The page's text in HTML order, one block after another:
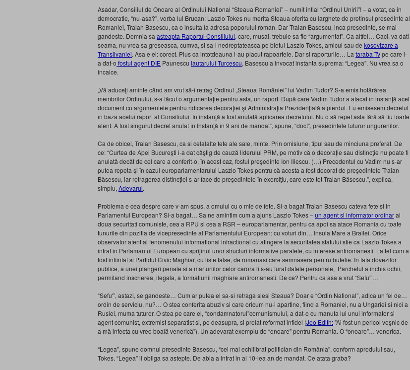
Asadar, Consiliul de Onoare al Ordinului National “Steaua Romaniei” – numit intial “Ordinul Unirii”! – a votat, ca in
democratie, “nu-asa?”, vorba lui Brucan: Laszlo Tokes nu merita Steaua oferita cu larghete de pretinsul presedinte al
Romaniei, Traian Basescu, ca o insulta la adresa poporului roman. Dar Traian Basescu, inca presedinte, se mai
gandeste. Domnia sa asteapta Raportul Consiliului, care, musai, trebuie sa fie “argumentat”. Ca altfel… Caci, va dati
seama, nu vrea sa greseasca, cumva, si sa-l nedreptateasca pe bietul Laszlo Tokes, amicul sau de kosovizare a
Transilvaniei. Asa e el: corect. Plus ca intotdeauna i-au placut rapoartele. Dar si raporturile… La taraba Tvpe care i-
a dat-o fostul agent DIE Paunescu lautarului Turcescu, Basescu a invocat instanta suprema: “Legea”. Nu vrea sa o
incalce.
„Vă aduceţi aminte când am vrut să-i retrag Ordinul „Steaua României” lui Vadim Tudor? S-a emis hotărârea
membrilor Ordinului, s-a făcut o argumentaţie pentru asta, un raport. După care Vadim Tudor a atacat în instanţă acel
document cu argumentele pentru ridicarea decoraţiei şi Administraţia Prezidenţială a pierdut. Eu emisesem decretul
în baza acelui raport al Consiliului. În instanţă a fost anulată aplicarea decretului. Nu o să repet asta fără să fiu foarte
atent. A fost singurul decret anulat în Instanţă în 9 ani de mandat“, spune, “doct”, presedintele tuturor ungurenilor.
Ca de obicei, Traian Basescu, ca si celalalte fete ale sale, minte. Prin omisiune, tipul sau de minciuna preferat. De
ce: “Curtea de Apel Bucureşti i-a dat câştig de cauză liderului PRM, pe motiv că o decoraţie sau distincţie nu poate fi
anulată decât de cel care a conferit-o, în acest caz, fostul preşedinte Ion Iliescu. (…) Precedentul cu Vadim nu s-ar
putea repeta şi în cazul europarlamentarului Laszlo Tokes pentru că acesta a fost decorat de preşedintele Traian
Băsescu, iar retragerea distincţiei s-ar face de preşedintele în exerciţiu, care este tot Traian Băsescu.”, explica,
simplu, Adevarul.
Problema e cea despre care v-am spus, a omului cu o mie de fete. Si-a bagat Traian Basescu cateva fete si in
Parlamentul European? Si-a bagat… Sa ne amintim cum a ajuns Laszlo Tokes –un agent si informator ordinaral
doua securitati comuniste, cea a RPU si cea a RSR – europarlamentar, pentru ca apoi sa atace Romania cu toate
tunurile din pozitia de vicepresedinte al Parlamentului European: cu voturi din… Insula Mare a Brailei. Orice
observator atent al fenomenului informational infractional cu atingere la securitatea statului stie ca Laszlo Tokes a
intrat in Parlamantul European cu sprijinul unor structuri informative paralele, cu interese antiromanesti. La fel cum a
fost infiintat si Partidul Civic Maghiar, cu liste false, de romanasi care semnasera pentru butelie. In fata dovezilor
publice, a unei plangeri penale si a marturiilor celor carora li s-au furat datele personale, Parchetul a inchis ochii,
permitand inscrierea, ilegala, a formatiunii maghiare antiromanesti. De ce? Pentru ca asa a vrut “Sefu'”…
“Sefu'”, astazi, se gandeste… Cum ar putea el sa-si retraga siesi Steaua? Doar e “Ordin National”, adica un fel de…
ordin de serviciu, nu?… O stea conferita abuziv si care oricum nu-i apartine, fiind a Romaniei, nu a Ungariei si nici a
Rusiei, muma tuturor. O stea pe care el, “condamnatorul”comunismului, a dat-o cu manuta lui unui informator si
agent comunist, extremist separatist si, pe deasupra, si prelat reformat infidel (Joo Edith:”Ai fost un pericol veşnic de
a mă infecta cu vreo boală venerică”). Un adevarat exemplu de “onoare” pentru Romania. O “onoare”… venerica.
“Legea”, spune domnul presedinte Basescu, “cel mai echilibrat politician din România”, conform aprodului sau,
Tokes. “Legea” il obliga sa astepte. De abia a intrat in al 10-lea an de mandat. Ce atata graba?